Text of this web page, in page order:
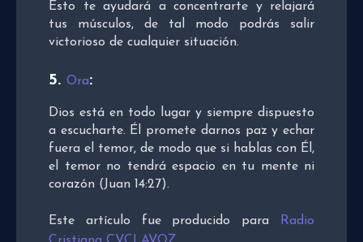
Esto te ayudará a concentrarte y relajará
tus músculos, de tal modo podrás salir
victorioso de cualquier situación.
5. Ora:
Dios está en todo lugar y siempre dispuesto
a escucharte. Él promete darnos paz y echar
fuera el temor, de modo que si hablas con Él,
el temor no tendrá espacio en tu mente ni
corazón (Juan 14:27).
Este artículo fue producido para Radio